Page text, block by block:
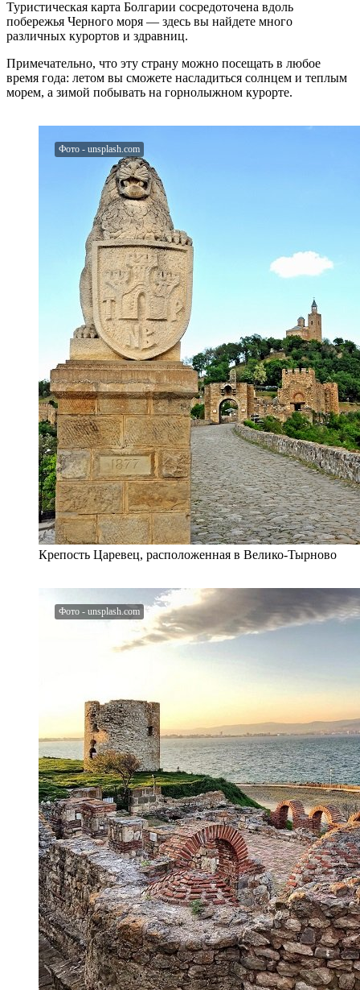
Туристическая карта Болгарии сосредоточена вдоль
побережья Черного моря — здесь вы найдете много
различных курортов и здравниц.
Примечательно, что эту страну можно посещать в любое
время года: летом вы сможете насладиться солнцем и теплым
морем, а зимой побывать на горнолыжном курорте.
Крепость Царевец, расположенная в Велико-Тырново